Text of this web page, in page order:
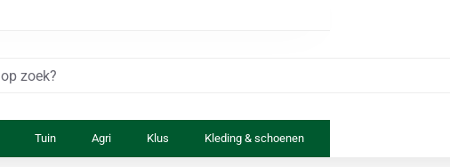
Tuin Agri Klus Kleding & schoenen